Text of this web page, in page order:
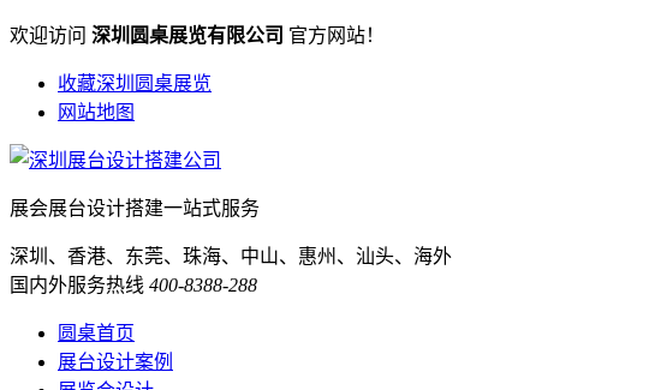
欢迎访问 深圳圆桌展览有限公司 官方网站！
收藏深圳圆桌展览
网站地图
展会展台设计搭建一站式服务
深圳、香港、东莞、珠海、中山、惠州、汕头、海外
国内外服务热线 400-8388-288
圆桌首页
展台设计案例